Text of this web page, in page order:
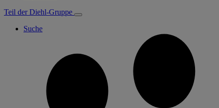
Teil der Diehl-Gruppe
Suche